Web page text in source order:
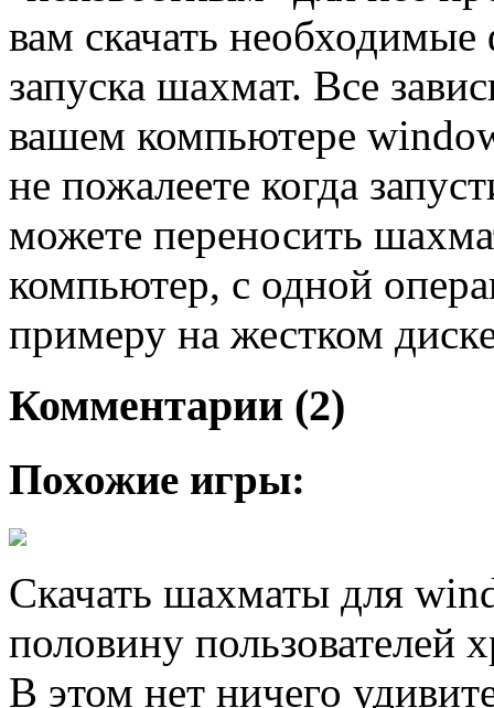
вам скачать
запуска шахмат. Все
вашем компьютере
не пожалеете когда
можете переносить
компьютер, с одной
примеру на жестком
Комментарии (2)
Похожие игры:
Скачать шахматы для
половину
В этом нет ничего